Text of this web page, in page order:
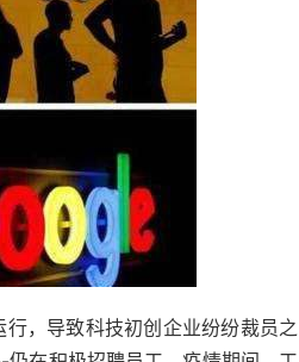
，导致科技初创企业纷纷裁员之